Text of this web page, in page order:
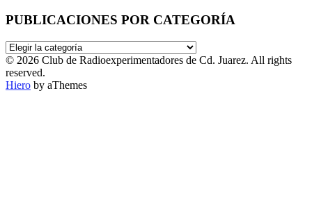
PUBLICACIONES POR CATEGORÍA
PUBLICACIONES
POR
CATEGORÍA
© 2026 Club de Radioexperimentadores de Cd. Juarez. All rights
reserved.
Hiero by aThemes